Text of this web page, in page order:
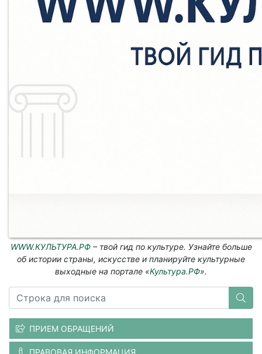
WWW.КУЛЬТУРА.РФ– твой гид по культуре. Узнайте больше
об истории страны, искусстве и планируйте культурные
выходные на портале «Культура.РФ».
ПРИЕМ ОБРАЩЕНИЙ
ПРАВОВАЯ ИНФОРМАЦИЯ